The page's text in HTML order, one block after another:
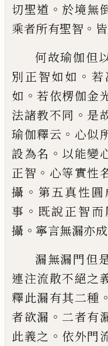
切聖道 。 於境無
乘者所有聖智 。
何故瑜伽但
別正智如如 。 若
如 。若依楞伽金
法諸教不同 。 是
瑜伽釋云 。 心似
設為名 。 以能變
正智 。 心等實性
攝 。 第五真性圓
事 。 既說正智而
攝 。 寧言無漏亦
漏無漏門但
連注流散不絕之
釋此漏有其二種 。
者欲漏 。 二者有
此義之 。 依外門